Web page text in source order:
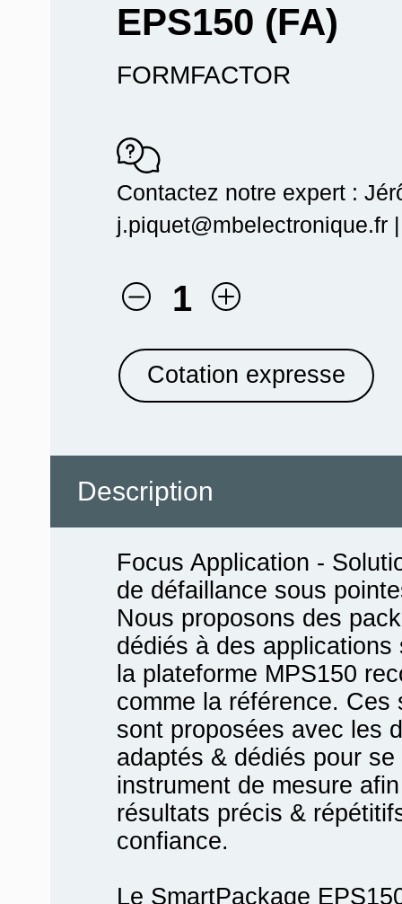
EPS150 (FA)
FORMFACTOR
Contactez notre expert :
j.piquet@mbelectronique.fr
1
Cotation expresse
Description
Focus Application -
de défaillance sous
Nous proposons des
dédiés à des
la plateforme MPS150
comme la référence.
sont proposées avec les
adaptés & dédiés pour
instrument de mesure
résultats précis &
confiance.
Le SmartPackage